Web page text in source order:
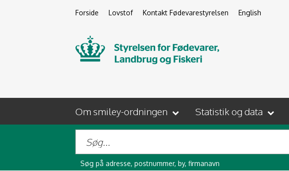
Forside Lovstof Kontakt Fødevarestyrelsen English
Om smiley-ordningen Statistik og data
Søg på adresse, postnummer, by, firmanavn